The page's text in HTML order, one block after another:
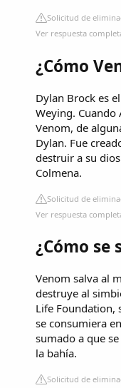
Solicitud de
Ver respuesta
¿Cómo
Dylan Brock es
Weying. Cuando
Venom, de
Dylan. Fue
destruir a su
Colmena.
Solicitud de
Ver respuesta
¿Cómo se
Venom salva al
destruye al
Life Foundation,
se consumiera
sumado a que
la bahía.
Solicitud de